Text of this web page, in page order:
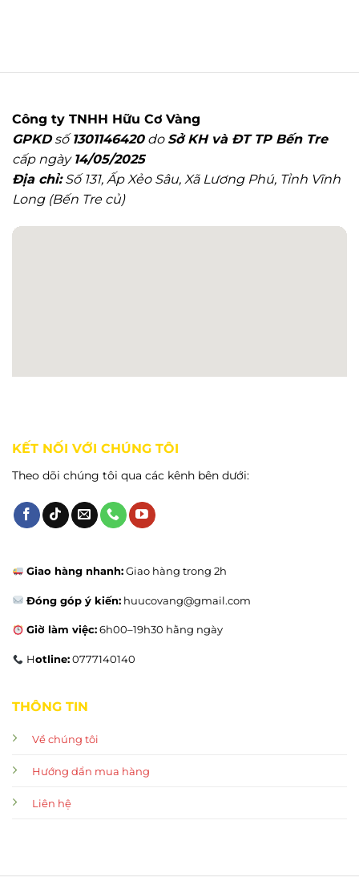
Nhà:
Chi
Tiết
Nhiên
Đâu
Uy
Công ty TNHH Hữu Cơ Vàng
GPKDsố1301146420do Sở KH và ĐT TP Bến Tre
cấp ngày 14/05/2025
Địa chỉ:Số 131, Ấp Xẻo Sâu, Xã Lương Phú, Tỉnh Vĩnh
Long (Bến Tre củ)
Giao hàng nhanh:Giao hàng trong 2h
Đóng góp ý kiến: huucovang@gmail.com
Giờ làm việc:6h00–19h30 hằng ngày
Hotline:0777140140
THÔNG TIN
Về chúng tôi
Hướng dẩn mua hàng
Liên hệ
KẾT NỐI VỚI CHÚNG TÔI
Theo dõi chúng tôi qua các kênh bên dưới: